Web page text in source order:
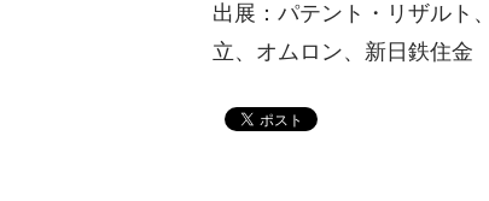
出展：パテント・リザルト
立、オムロン、新日鉄住金